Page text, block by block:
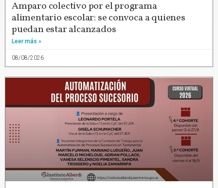
Amparo colectivo por el programa
alimentario escolar: se convoca a quienes
puedan estar alcanzados
Leer más »
08/08/2026